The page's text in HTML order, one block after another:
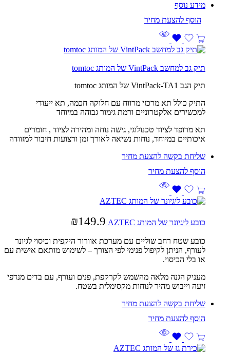
מידע נוסף
תיק גב למחשב VintPack של המותג tomtoc
תיק הגב VintPack-TA1 של המותג tomtoc
התיק כולל תא מרכזי מרווח עם חלוקה חכמה, תא ייעודי
למכשירים אלקטרוניים ורמת גימור גבוהה במיוחד
תא מרופד לציוד טכנולוגי, גישה נוחה ומהירה לציוד , חומרים
איכותיים במיוחד, נוחות נשיאה לאורך זמן ורצועות חיבור למזוודה
שליחת בקשה להצעת מחיר
כובע ליגיונר של המותג AZTEC ₪149.9
כובע שטח רחב שוליים עם מערכת אוורור היקפית וכיסוי לגיונר
לעורף, הניתן לקיפול פנימי לפי הצורך – לשימוש מותאם אישית עם
או בלי הכיסוי.
מעניק הגנה מלאה מהשמש לקרקפת, פנים ועורף, עם בדים מנדפי
זיעה וייבוש מהיר לנוחות מקסימלית בשטח.
שליחת בקשה להצעת מחיר